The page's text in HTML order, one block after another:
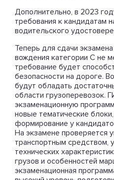
Дополнительно, в 2023
требования к кандидатам
водительского
Теперь для сдачи
вождения категории С не
требование будет
безопасности на дороге.
будут обладать
области грузоперевозок.
экзаменационную
новые тематические
формирование у
На экзамене проверяется
транспортным средством,
технических
грузов и особенностей
экзаменационная